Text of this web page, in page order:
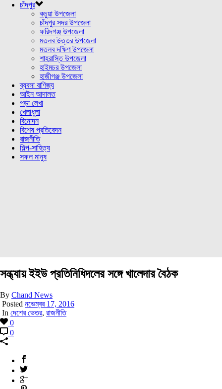
চাঁদপুর
কচুয়া উপজেলা
চাঁদপুর সদর উপজেলা
ফরিদগঞ্জ উপজেলা
মতলব উত্তর উপজেলা
মতলব দক্ষিণ উপজেলা
শাহরাস্তি উপজেলা
হাইমচর উপজেলা
হাজীগঞ্জ উপজেলা
ব্যবসা বাণিজ্য
আইন আদালত
পড়া লেখা
খেলাধুলা
বিনোদন
বিশেষ প্রতিবেদন
রাজনীতি
শিল্প-সাহিত্য
সফল মানুষ
সন্ধ্যায় ইইউ প্রতিনিধিদলের সঙ্গে খালেদার বৈঠক
By Chand News
Posted নভেম্বর 17, 2016
In দেশের ভেতর, রাজনীতি
0
0